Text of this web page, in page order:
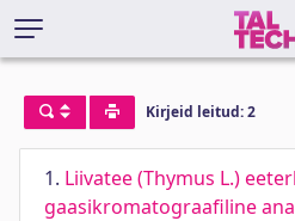
Kirjeid leitud: 2
1. Liivatee (Thymus L.)
gaasikromatograafiline